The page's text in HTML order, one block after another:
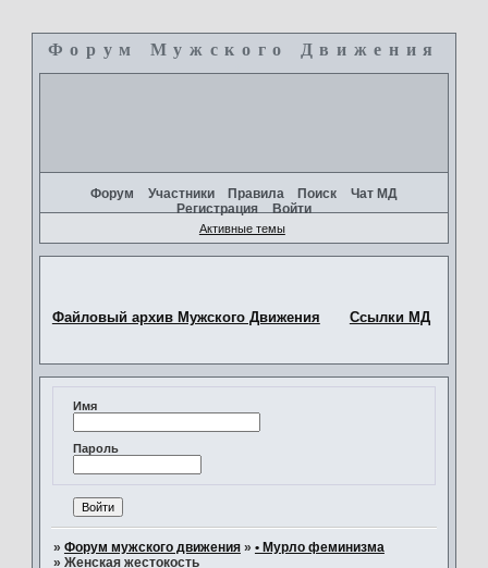
Форум Мужского Движения
Форум Участники Правила Поиск
Чат МД
Регистрация
Войти
Активные темы
Файловый архив Мужского Движения Ссылки МД
Имя
Пароль
» Форум мужского движения » • Мурло феминизма
» Женская жестокость